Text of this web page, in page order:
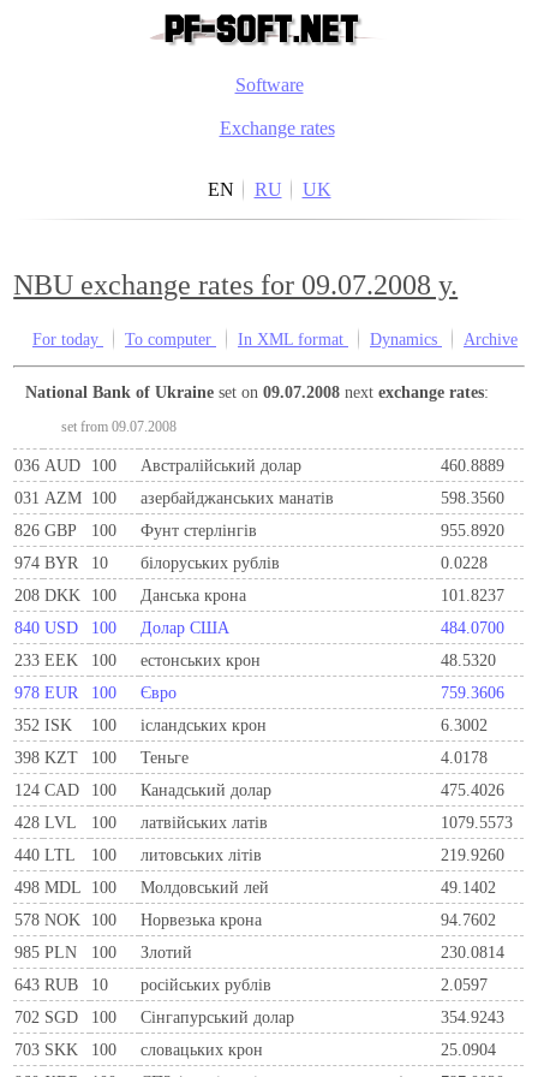
Software
Exchange rates
EN RU UK
NBU exchange rates for 09.07.2008 y.
For today To computer In XML format Dynamics Archive
National Bank of Ukraine set on09.07.2008 nextexchange rates:
set from 09.07.2008
036 AUD 100 Австралійський долар
460.8889
031 AZM 100 азербайджанських манатів
598.3560
826 GBP 100 Фунт стерлінгів
955.8920
974 BYR 10 білоруських рублів
0.0228
208 DKK 100 Данська крона
101.8237
840 USD 100 Долар США
484.0700
233 EEK 100 естонських крон
48.5320
978 EUR 100 Євро
759.3606
352 ISK 100 ісландських крон
6.3002
398 KZT 100 Теньге
4.0178
124 CAD 100 Канадський долар
475.4026
428 LVL 100 латвійських латів
1079.5573
440 LTL 100 литовських літів
219.9260
498 MDL 100 Молдовський лей
49.1402
578 NOK 100 Норвезька крона
94.7602
985 PLN 100 Злотий
230.0814
643 RUB 10 російських рублів
2.0597
702 SGD 100 Сінгапурський долар
354.9243
703 SKK 100 словацьких крон
25.0904